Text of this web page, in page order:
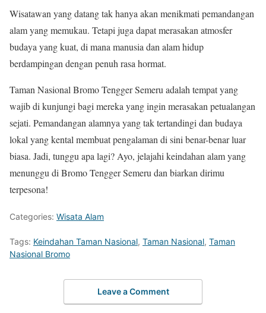
Wisatawan yang datang tak hanya akan menikmati pemandangan
alam yang memukau. Tetapi juga dapat merasakan atmosfer
budaya yang kuat, di mana manusia dan alam hidup
berdampingan dengan penuh rasa hormat.
Taman Nasional Bromo Tengger Semeru adalah tempat yang
wajib di kunjungi bagi mereka yang ingin merasakan petualangan
sejati. Pemandangan alamnya yang tak tertandingi dan budaya
lokal yang kental membuat pengalaman di sini benar-benar luar
biasa. Jadi, tunggu apa lagi? Ayo, jelajahi keindahan alam yang
menunggu di Bromo Tengger Semeru dan biarkan dirimu
terpesona!
Categories: Wisata Alam
Tags: Keindahan Taman Nasional, Taman Nasional, Taman
Nasional Bromo
Leave a Comment